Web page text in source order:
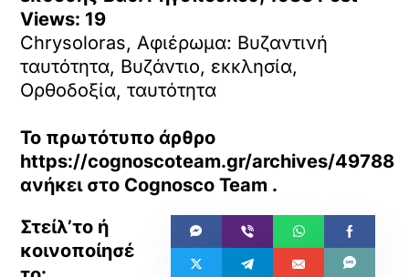
Views: 19
Chrysoloras, Αφιέρωμα: Βυζαντινή
ταυτότητα, Βυζάντιο, εκκλησία,
Ορθοδοξία, ταυτότητα
Το πρωτότυπο άρθρο
https://cognoscoteam.gr/archives/49788
ανήκει στο Cognosco Team .